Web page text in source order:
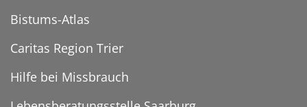
Bistums-Atlas
Caritas Region Trier
Hilfe bei Missbrauch